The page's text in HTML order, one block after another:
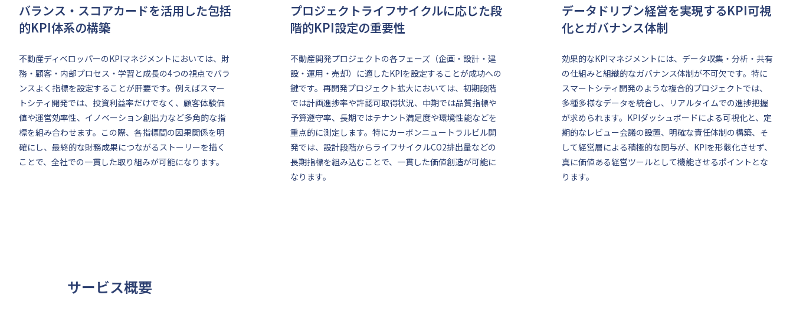
バランス・スコアカードを活用した包括
的KPI体系の構築
不動産ディベロッパーのKPIマネジメントにおいては、財
務・顧客・内部プロセス・学習と成長の4つの視点でバラ
ンスよく指標を設定することが肝要です。例えばスマー
トシティ開発では、投資利益率だけでなく、顧客体験価
値や運営効率性、イノベーション創出力など多角的な指
標を組み合わせます。この際、各指標間の因果関係を明
確にし、最終的な財務成果につながるストーリーを描く
ことで、全社での一貫した取り組みが可能になります。
プロジェクトライフサイクルに応じた段
階的KPI設定の重要性
不動産開発プロジェクトの各フェーズ（企画・設計・建
設・運用・売却）に適したKPIを設定することが成功への
鍵です。再開発プロジェクト拡大においては、初期段階
では計画進捗率や許認可取得状況、中期では品質指標や
予算遵守率、長期ではテナント満足度や環境性能などを
重点的に測定します。特にカーボンニュートラルビル開
発では、設計段階からライフサイクルCO2排出量などの
長期指標を組み込むことで、一貫した価値創造が可能に
なります。
データドリブン経営を実現するKPI可視
化とガバナンス体制
効果的なKPIマネジメントには、データ収集・分析・共有
の仕組みと組織的なガバナンス体制が不可欠です。特に
スマートシティ開発のような複合的プロジェクトでは、
多種多様なデータを統合し、リアルタイムでの進捗把握
が求められます。KPIダッシュボードによる可視化と、定
期的なレビュー会議の設置、明確な責任体制の構築、そ
して経営層による積極的な関与が、KPIを形骸化させず、
真に価値ある経営ツールとして機能させるポイントとな
ります。
サービス概要